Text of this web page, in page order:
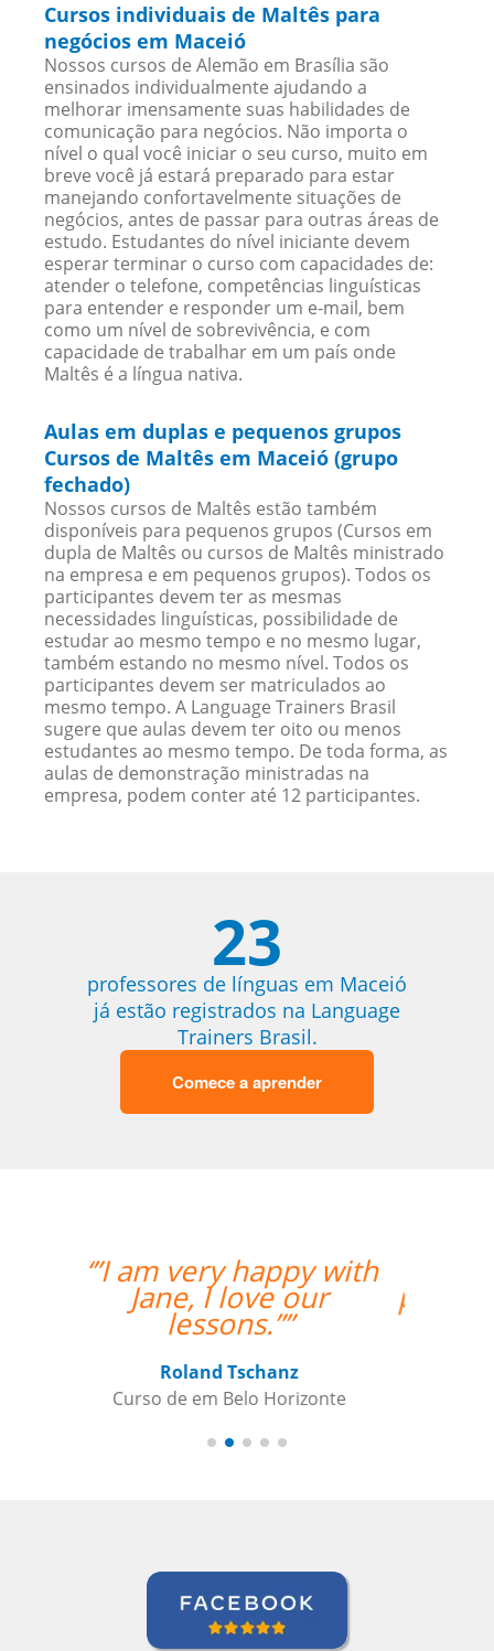
Cursos individuais de Maltês para
negócios em Maceió
Nossos cursos de Alemão em Brasília são
ensinados individualmente ajudando a
melhorar imensamente suas habilidades de
comunicação para negócios. Não importa o
nível o qual você iniciar o seu curso, muito em
breve você já estará preparado para estar
manejando confortavelmente situações de
negócios, antes de passar para outras áreas de
estudo. Estudantes do nível iniciante devem
esperar terminar o curso com capacidades de:
atender o telefone, competências linguísticas
para entender e responder um e-mail, bem
como um nível de sobrevivência, e com
capacidade de trabalhar em um país onde
Maltês é a língua nativa.
Aulas em duplas e pequenos grupos
Cursos de Maltês em Maceió (grupo
fechado)
Nossos cursos de Maltês estão também
disponíveis para pequenos grupos (Cursos em
dupla de Maltês ou cursos de Maltês ministrado
na empresa e em pequenos grupos). Todos os
participantes devem ter as mesmas
necessidades linguísticas, possibilidade de
estudar ao mesmo tempo e no mesmo lugar,
também estando no mesmo nível. Todos os
participantes devem ser matriculados ao
mesmo tempo. A Language Trainers Brasil
sugere que aulas devem ter oito ou menos
estudantes ao mesmo tempo. De toda forma, as
aulas de demonstração ministradas na
empresa, podem conter até 12 participantes.
23
professores de línguas em Maceió
já estão registrados na Language
Trainers Brasil.
Comece a aprender
“”Nos aprovamos o
professor Djalma com
louvor. ””
Edna Ribeiro Hernandez Martin
Curso de Japonês em Juiz de Fora